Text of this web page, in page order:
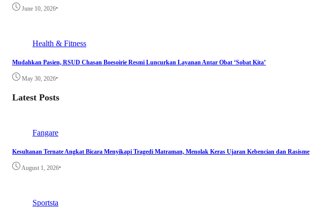
June 10, 2026•
Health & Fitness
Mudahkan Pasien, RSUD Chasan Boesoirie Resmi Luncurkan Layanan Antar Obat ‘Sobat Kita’
May 30, 2026•
Latest Posts
Fangare
Kesultanan Ternate Angkat Bicara Menyikapi Tragedi Matraman, Menolak Keras Ujaran Kebencian dan Rasisme
August 1, 2026•
Sportsta